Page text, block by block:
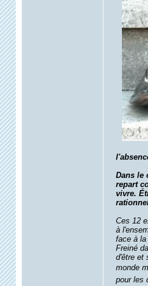
Dans le
repart
vivre.
Ces 12
à
face à
Freiné
d'être et
monde
pour les